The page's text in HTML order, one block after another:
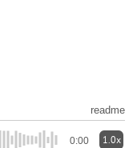
readme
0:00 1.0x